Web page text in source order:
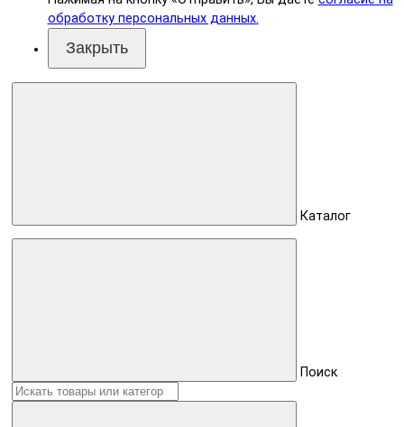
обработку персональных данных.
Закрыть
Каталог
Поиск